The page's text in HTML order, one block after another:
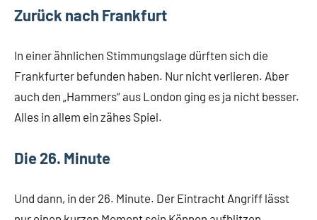
Zurück nach Frankfurt
In einer ähnlichen Stimmungslage dürften sich die
Frankfurter befunden haben. Nur nicht verlieren. Aber
auch den „Hammers“ aus London ging es ja nicht besser.
Alles in allem ein zähes Spiel.
Die 26. Minute
Und dann, in der 26. Minute. Der Eintracht Angriff lässt